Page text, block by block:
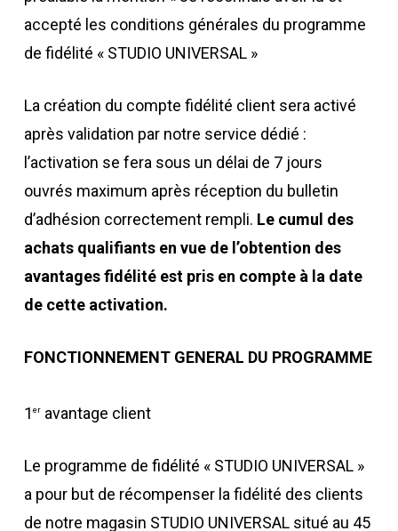
accepté les conditions générales du programme
de fidélité « STUDIO UNIVERSAL »
La création du compte fidélité client sera activé
après validation par notre service dédié :
l’activation se fera sous un délai de 7 jours
ouvrés maximum après réception du bulletin
d’adhésion correctement rempli. Le cumul des
achats qualifiants en vue de l’obtention des
avantages fidélité est pris en compte à la date
de cette activation.
FONCTIONNEMENT GENERAL DU PROGRAMME
1 eravantage client
Le programme de fidélité « STUDIO UNIVERSAL »
a pour but de récompenser la fidélité des clients
de notre magasin STUDIO UNIVERSAL situé au 45